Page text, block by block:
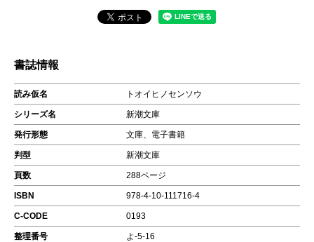
書誌情報
読み仮名 トオイヒノセンソウ
シリーズ名 新潮文庫
発行形態 文庫、電子書籍
判型 新潮文庫
頁数 288ページ
ISBN 978-4-10-111716-4
C-CODE 0193
整理番号 よ-5-16